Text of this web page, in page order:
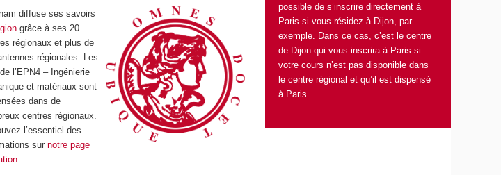
diffuse ses savoirs
grâce à ses 20
régionaux et plus de
régionales. Les
l’EPN4 – Ingénierie
et matériaux sont
dans de
centres régionaux.
l’essentiel des
surnotre page
.
possible de s’inscrire directement à
Paris si vous résidez à Dijon, par
exemple. Dans ce cas, c’est le centre
de Dijon qui vous inscrira à Paris si
votre cours n’est pas disponible dans
le centre régional et qu’il est dispensé
à Paris.